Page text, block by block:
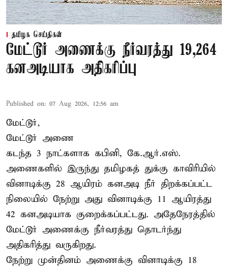
தமிழக செய்திகள்
மேட்டூர் அணைக்கு நீர்வரத்து 19,264
கனஅடியாக அதிகரிப்பு
Published on: 07 Aug 2026, 12:56 am
மேட்டூர்,
மேட்டூர் அணை
கடந்த 3 நாட்களாக கபினி, கே.ஆர்.எஸ்.
அணைகளில் இருந்து தமிழகத் துக்கு காவிரியில்
வினாடிக்கு 28 ஆயிரம் கனஅடி நீர் திறக்கப்பட்ட
நிலையில் நேற்று அது வினாடிக்கு 11 ஆயிரத்து
42 கனஅடியாக குறைக்கப்பட்டது. அதேநேரத்தில்
மேட்டூர் அணைக்கு நீர்வரத்து தொடர்ந்து
அதிகரித்து வருகிறது.
நேற்று முன்தினம் அணைக்கு வினாடிக்கு 18